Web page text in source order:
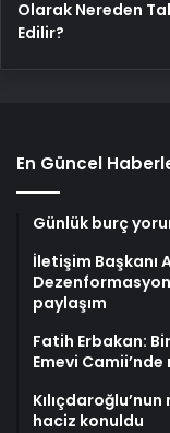
Olarak Nereden
Edilir?
En Güncel
Günlük burç
İletişim Başkanı
paylaşım
Fatih Erbakan:
Emevi Camii’nde
haciz konuldu